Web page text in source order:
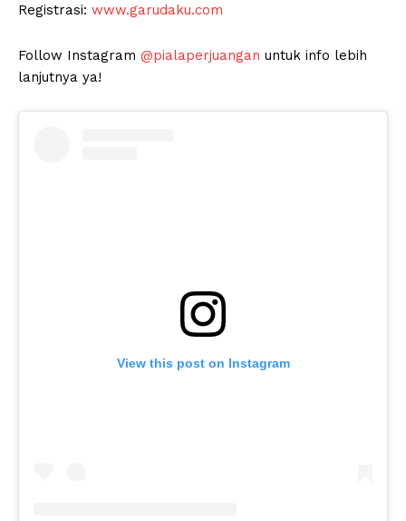
Registrasi: www.garudaku.com
Follow Instagram @pialaperjuangan untuk info lebih
lanjutnya ya!
View this post on Instagram